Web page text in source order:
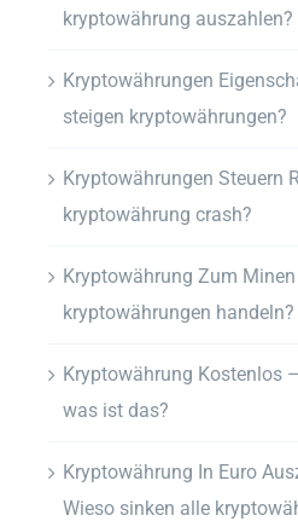
kryptowährung auszahlen?
Kryptowährungen
steigen kryptowährungen?
Kryptowährungen Steuern
kryptowährung crash?
Kryptowährung Zum
kryptowährungen handeln?
Kryptowährung Kostenlos
was ist das?
Kryptowährung In Euro
Wieso sinken alle